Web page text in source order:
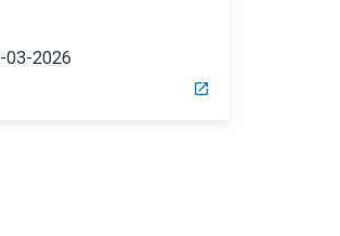
03-2026
open_in_new